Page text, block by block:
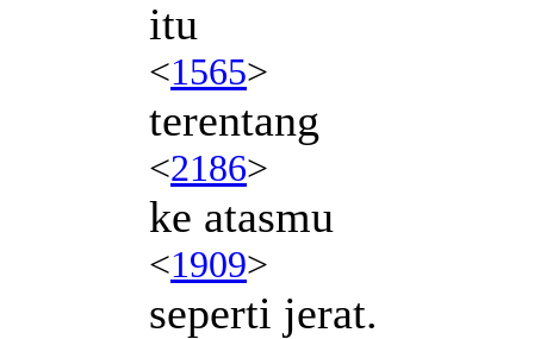
itu
<1565>
terentang
<2186>
ke atasmu
<1909>
seperti jerat.